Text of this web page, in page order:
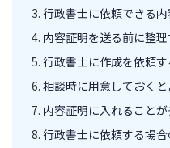
行政書士に依頼できる
内容証明を送る前に整理
行政書士に作成を依頼
相談時に用意しておく
内容証明に入れること
行政書士に依頼する場合